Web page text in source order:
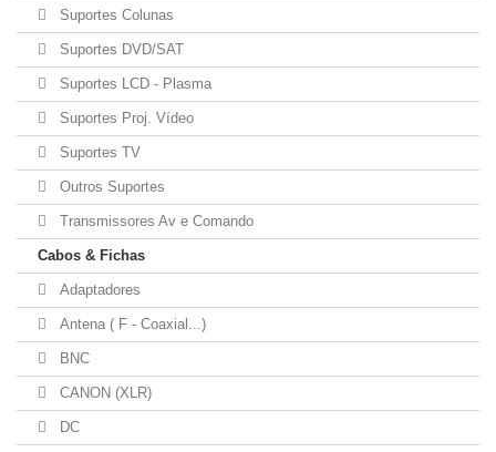
Suportes Colunas
Suportes DVD/SAT
Suportes LCD - Plasma
Suportes Proj. Vídeo
Suportes TV
Outros Suportes
Transmissores Av e Comando
Cabos & Fichas
Adaptadores
Antena ( F - Coaxial...)
BNC
CANON (XLR)
DC